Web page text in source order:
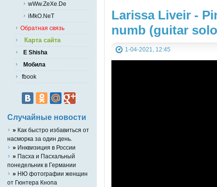
Larissa Liveir -
numb (guitar
1-04-2021, 12:45
wWw.ZeXe.De
iMkO.NeT
Обратная связь
Карта сайта
E Shisha
Мобила
fbook
Случайные новости
» Как быстро избавиться от
насморка за один день.
» Инквизиция в России
» Пасха и Пасхальный
понедельник в Германии
» НЮ фотографии женщин
от Гюнтера Кнопа